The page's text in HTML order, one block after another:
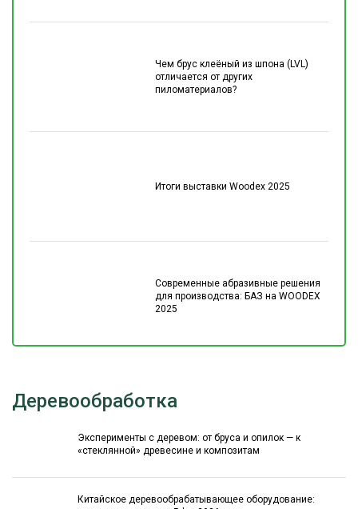
Чем брус клеёный из шпона (LVL)
отличается от других
пиломатериалов?
Итоги выставки Woodex 2025
Современные абразивные решения
для производства: БАЗ на WOODEX
2025
Деревообработка
Эксперименты с деревом: от бруса и опилок — к
«стеклянной» древесине и композитам
Китайское деревообрабатывающее оборудование: